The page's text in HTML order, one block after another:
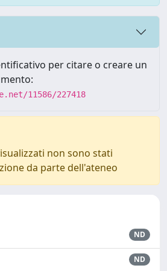
per citare o creare un
11586/227418
non sono stati
da parte dell'ateneo
ND
ND